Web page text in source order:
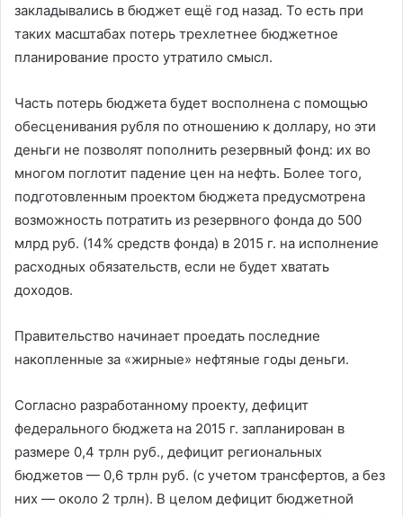
закладывались в бюджет ещё год назад. То есть при
таких масштабах потерь трехлетнее бюджетное
планирование просто утратило смысл.
Часть потерь бюджета будет восполнена с помощью
обесценивания рубля по отношению к доллару, но эти
деньги не позволят пополнить резервный фонд: их во
многом поглотит падение цен на нефть. Более того,
подготовленным проектом бюджета предусмотрена
возможность потратить из резервного фонда до 500
млрд руб. (14% средств фонда) в 2015 г. на исполнение
расходных обязательств, если не будет хватать
доходов.
Правительство начинает проедать последние
накопленные за «жирные» нефтяные годы деньги.
Согласно разработанному проекту, дефицит
федерального бюджета на 2015 г. запланирован в
размере 0,4 трлн руб., дефицит региональных
бюджетов — 0,6 трлн руб. (с учетом трансфертов, а без
них — около 2 трлн). В целом дефицит бюджетной